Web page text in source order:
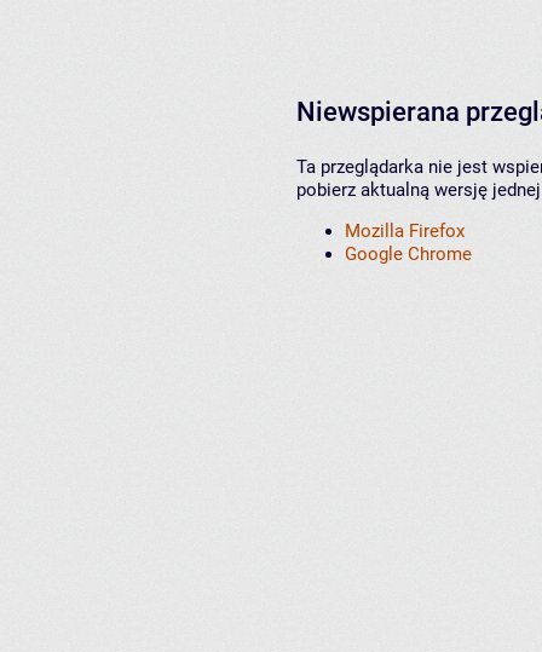
Niewspierana
Ta przeglądarka nie jest
pobierz aktualną wersję
Mozilla Firefox
Google Chrome